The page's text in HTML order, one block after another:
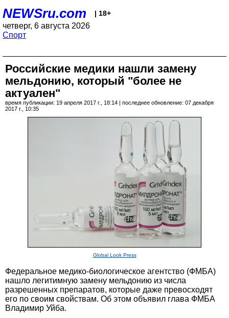
NEWSru.com | 18+
четверг, 6 августа 2026
Спорт
Российские медики нашли замену
мельдонию, который "более не
актуален"
время публикации: 19 апреля 2017 г., 18:14 | последнее обновление: 07 декабря
2017 г., 10:35
Global Look Press
Федеральное медико-биологическое агентство (ФМБА)
нашло легитимную замену мельдонию из числа
разрешенных препаратов, которые даже превосходят
его по своим свойствам. Об этом объявил глава ФМБА
Владимир Уйба.